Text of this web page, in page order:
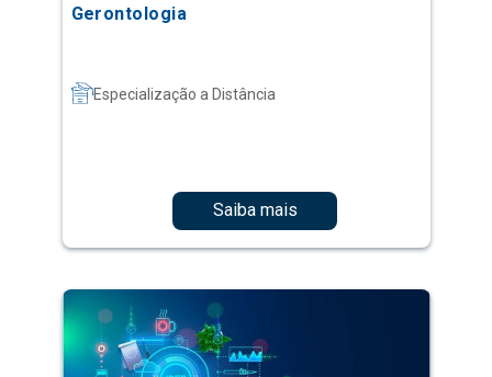
Gerontologia
Especialização a Distância
Saiba mais